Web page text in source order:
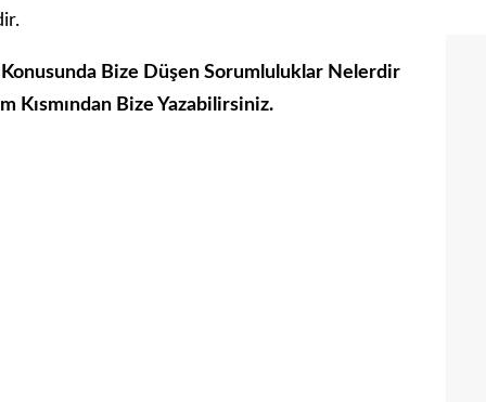
Bize Düşen Sorumluluklar Nelerdir
Kısmından Bize Yazabilirsiniz.